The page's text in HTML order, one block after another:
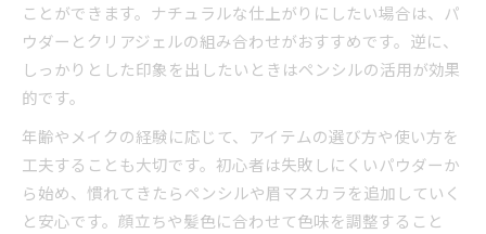
ことができます。ナチュラルな仕上がりにしたい場合は、パ
ウダーとクリアジェルの組み合わせがおすすめです。逆に、
しっかりとした印象を出したいときはペンシルの活用が効果
的です。
年齢やメイクの経験に応じて、アイテムの選び方や使い方を
工夫することも大切です。初心者は失敗しにくいパウダーか
ら始め、慣れてきたらペンシルや眉マスカラを追加していく
と安心です。顔立ちや髪色に合わせて色味を調整すること